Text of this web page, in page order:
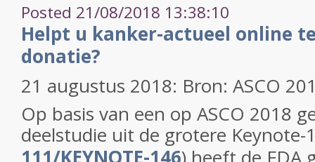
Posted 21/08/2018 13:38:10
Helpt u kanker-actueel online
donatie?
21 augustus 2018: Bron: ASCO
Op basis van een op ASCO 2018
deelstudie uit de grotere Keynote-